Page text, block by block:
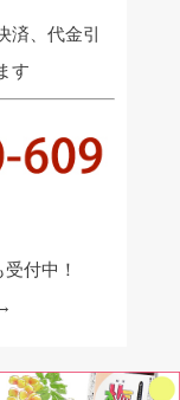
済、代金引
す
付中！